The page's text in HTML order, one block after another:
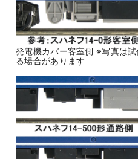
発電機カバー客室側 ※写真は
る場合があります